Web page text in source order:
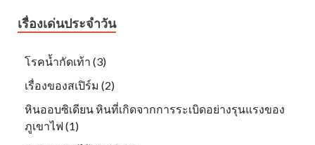
เรื่องเด่นประจำวัน
โรคน้ำกัดเท้า (3)
เรื่องของสเปิร์ม (2)
หินออบซิเดียน หินที่เกิดจากการระเบิดอย่างรุนแรงของ
ภูเขาไฟ (1)